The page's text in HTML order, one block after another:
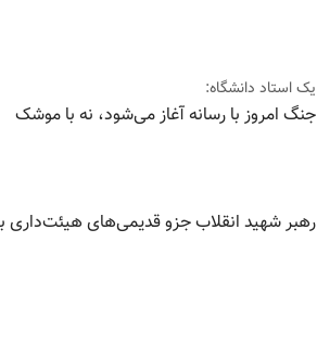
یک استاد دانشگاه:
جنگ امروز با رسانه آغاز می‌شود، نه با موشک
رهبر شهید انقلاب جزو قدیمی‌های هیئت‌داری